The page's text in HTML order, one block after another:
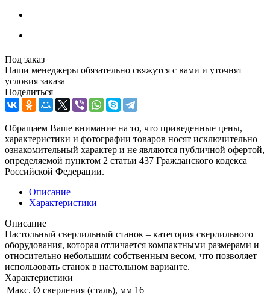
Под заказ
Наши менеджеры обязательно свяжутся с вами и уточнят
условия заказа
Поделиться
Обращаем Ваше внимание на то, что приведенные цены,
характеристики и фотографии товаров носят исключительно
ознакомительный характер и не являются публичной офертой,
определяемой пунктом 2 статьи 437 Гражданского кодекса
Российской Федерации.
Описание
Характеристики
Описание
Настольный сверлильный станок – категория сверлильного
оборудования, которая отличается компактными размерами и
относительно небольшим собственным весом, что позволяет
использовать станок в настольном варианте.
Характеристики
Макс. Ø сверления (сталь), мм 16